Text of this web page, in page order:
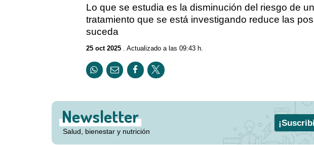
Lo que se estudia es la disminución del riesgo de
tratamiento que se está investigando reduce las
suceda
25 oct 2025. Actualizado a las 09:43 h.
Newsletter
Salud, bienestar y nutrición